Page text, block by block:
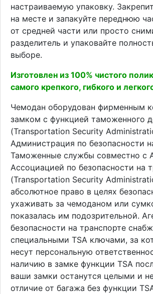
настраиваемую упаковку.
на месте и запакуйте переднюю
от средней части или просто
разделитель и упаковайте
выборе.
Изготовлен из 100% чистого
самого крепкого, гибкого и
Чемодан оборудован фирменным
замком с функцией таможенного
(Transportation Security
Администрация по безопасности
Таможенные службы совместно с
Ассоциацией по безопасности на
(Transportation Security
абсолютное право в целях
ухаживать за чемоданом или
показалась им подозрительной.
безопасности на транспорте
специальными TSA ключами, за
несут персональную
наличию в замке функции TSA
ваши замки останутся целыми и
отличие от багажа без функции